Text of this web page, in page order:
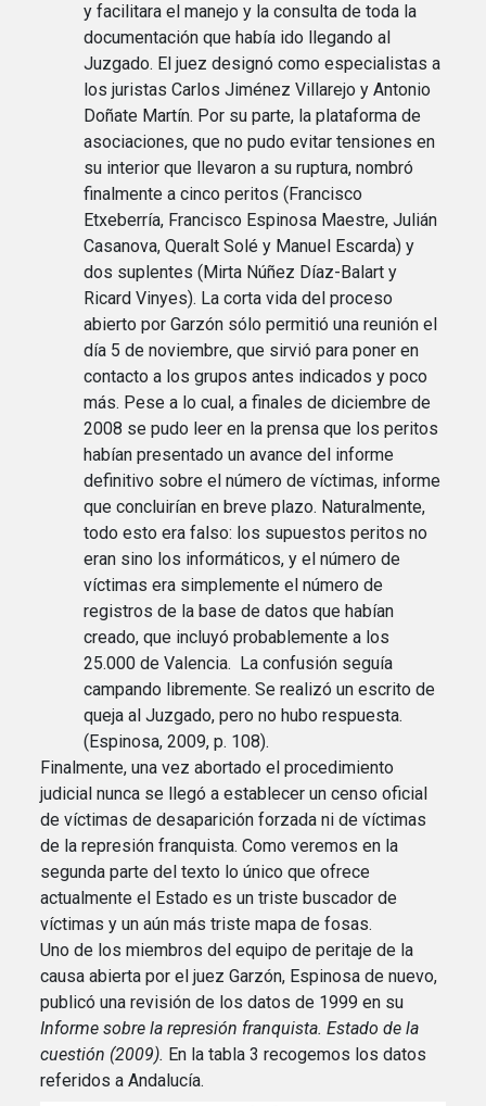
y facilitara el manejo y la consulta de toda la
documentación que había ido llegando al
Juzgado. El juez designó como especialistas a
los juristas Carlos Jiménez Villarejo y Antonio
Doñate Martín. Por su parte, la plataforma de
asociaciones, que no pudo evitar tensiones en
su interior que llevaron a su ruptura, nombró
finalmente a cinco peritos (Francisco
Etxeberría, Francisco Espinosa Maestre, Julián
Casanova, Queralt Solé y Manuel Escarda) y
dos suplentes (Mirta Núñez Díaz-Balart y
Ricard Vinyes). La corta vida del proceso
abierto por Garzón sólo permitió una reunión el
día 5 de noviembre, que sirvió para poner en
contacto a los grupos antes indicados y poco
más. Pese a lo cual, a finales de diciembre de
2008 se pudo leer en la prensa que los peritos
habían presentado un avance del informe
definitivo sobre el número de víctimas, informe
que concluirían en breve plazo. Naturalmente,
todo esto era falso: los supuestos peritos no
eran sino los informáticos, y el número de
víctimas era simplemente el número de
registros de la base de datos que habían
creado, que incluyó probablemente a los
25.000 de Valencia. La confusión seguía
campando libremente. Se realizó un escrito de
queja al Juzgado, pero no hubo respuesta.
(Espinosa, 2009, p. 108).
Finalmente, una vez abortado el procedimiento
judicial nunca se llegó a establecer un censo oficial
de víctimas de desaparición forzada ni de víctimas
de la represión franquista. Como veremos en la
segunda parte del texto lo único que ofrece
actualmente el Estado es un triste buscador de
víctimas y un aún más triste mapa de fosas.
Uno de los miembros del equipo de peritaje de la
causa abierta por el juez Garzón, Espinosa de nuevo,
publicó una revisión de los datos de 1999 en su
Informe sobre la represión franquista. Estado de la
cuestión (2009). En la tabla 3 recogemos los datos
referidos a Andalucía.